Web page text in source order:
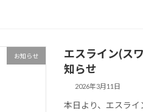
お知らせ
エスライン(ス
知らせ
2026年3月11日
本日より、エスラ